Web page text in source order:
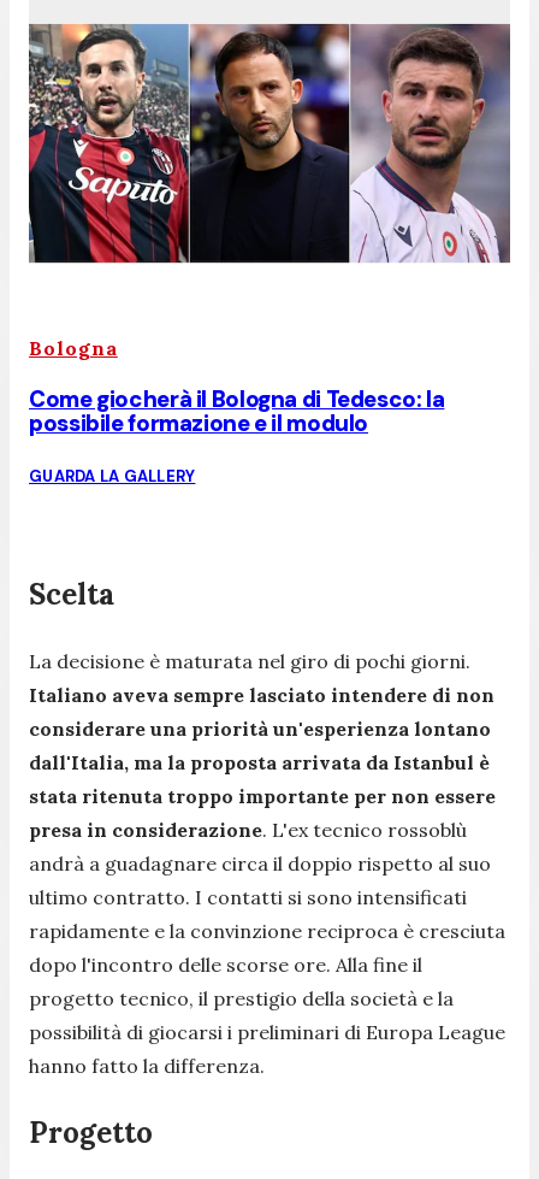
Bologna
Come giocherà il Bologna di Tedesco: la
possibile formazione e il modulo
GUARDA LA GALLERY
Scelta
La decisione è maturata nel giro di pochi giorni.
Italiano aveva sempre lasciato intendere di non
considerare una priorità un'esperienza lontano
dall'Italia, ma la proposta arrivata da Istanbul è
stata ritenuta troppo importante per non essere
presa in considerazione. L'ex tecnico rossoblù
andrà a guadagnare circa il doppio rispetto al suo
ultimo contratto. I contatti si sono intensificati
rapidamente e la convinzione reciproca è cresciuta
dopo l'incontro delle scorse ore. Alla fine il
progetto tecnico, il prestigio della società e la
possibilità di giocarsi i preliminari di Europa League
hanno fatto la differenza.
Progetto